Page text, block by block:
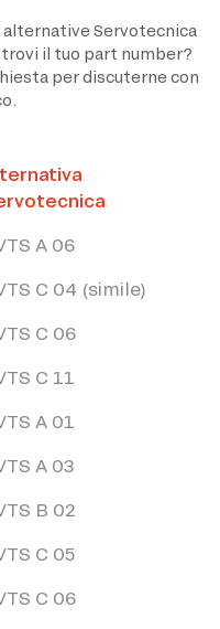
alternative Servotecnica
il tuo part number?
per discuterne con
A 06
C 04 (simile)
C 06
C 11
A 01
A 03
B 02
C 05
C 06